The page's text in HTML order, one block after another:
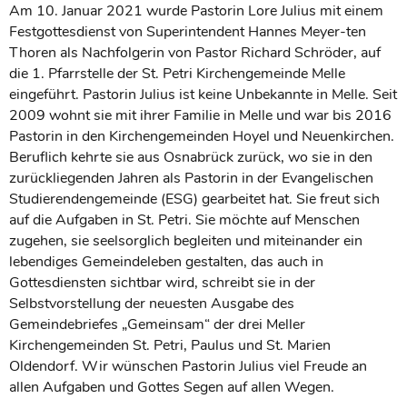
Am 10. Januar 2021 wurde Pastorin Lore Julius mit einem
Festgottesdienst von Superintendent Hannes Meyer-ten
Thoren als Nachfolgerin von Pastor Richard Schröder, auf
die 1. Pfarrstelle der St. Petri Kirchengemeinde Melle
eingeführt. Pastorin Julius ist keine Unbekannte in Melle. Seit
2009 wohnt sie mit ihrer Familie in Melle und war bis 2016
Pastorin in den Kirchengemeinden Hoyel und Neuenkirchen.
Beruflich kehrte sie aus Osnabrück zurück, wo sie in den
zurückliegenden Jahren als Pastorin in der Evangelischen
Studierendengemeinde (ESG) gearbeitet hat. Sie freut sich
auf die Aufgaben in St. Petri. Sie möchte auf Menschen
zugehen, sie seelsorglich begleiten und miteinander ein
lebendiges Gemeindeleben gestalten, das auch in
Gottesdiensten sichtbar wird, schreibt sie in der
Selbstvorstellung der neuesten Ausgabe des
Gemeindebriefes „Gemeinsam“ der drei Meller
Kirchengemeinden St. Petri, Paulus und St. Marien
Oldendorf. Wir wünschen Pastorin Julius viel Freude an
allen Aufgaben und Gottes Segen auf allen Wegen.